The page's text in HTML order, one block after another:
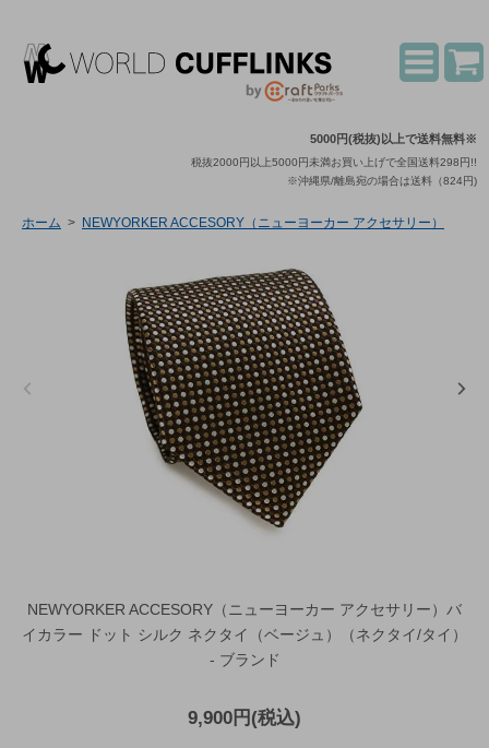
5000円(税抜)以上で送料無料※
税抜2000円以上5000円未満お買い上げで全国送料298円!!
※沖縄県/離島宛の場合は送料（824円)
ホーム > NEWYORKER ACCESORY（ニューヨーカー アクセサリー）
NEWYORKER ACCESORY（ニューヨーカー アクセサリー）バ
イカラー ドット シルク ネクタイ（ベージュ）（ネクタイ/タイ）
- ブランド
9,900円(税込)